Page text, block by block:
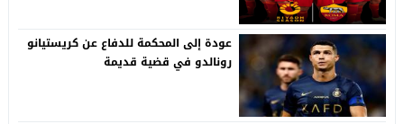
عودة إلى المحكمة للدفاع عن كريستيانو
رونالدو في قضية قديمة